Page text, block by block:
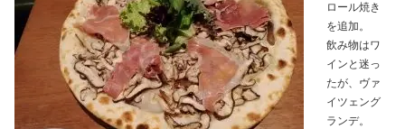
ロール焼き
を追加。
飲み物はワ
インと迷っ
たが、ヴァ
イツェング
ランデ。